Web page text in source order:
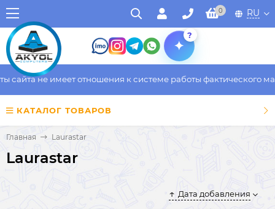
0 RU
?
не имеет отношения к системе работы фактического
КАТАЛОГ ТОВАРОВ
Главная Laurastar
Laurastar
Дата добавления